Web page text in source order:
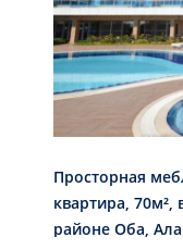
Просторная
квартира,
районе Оба,